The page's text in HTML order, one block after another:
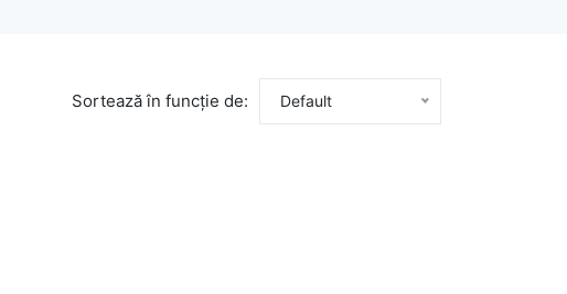
Sortează în funcție de: Default